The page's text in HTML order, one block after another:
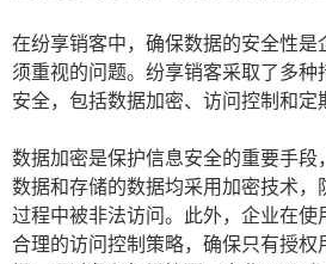
在纷享销客中，确保数据的安全性是
须重视的问题。纷享销客采取了多种
安全，包括数据加密、访问控制和定
数据加密是保护信息安全的重要手段
数据和存储的数据均采用加密技术，
过程中被非法访问。此外，企业在使
合理的访问控制策略，确保只有授权